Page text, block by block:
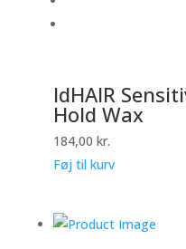
IdHAIR
Hold Wax
184,00 kr.
Føj til kurv